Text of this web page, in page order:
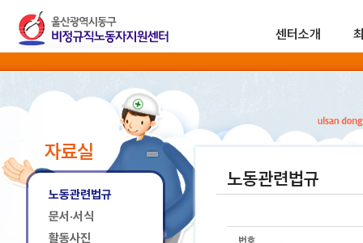
센터소개
자료실
노동관련법규
문서·서식
활동사진
노동관련법규